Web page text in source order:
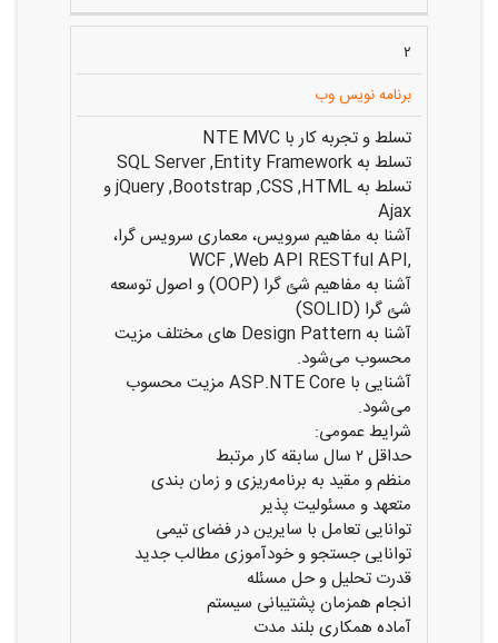
۲
برنامه نویس وب
تسلط و تجربه کار با NTE MVC
تسلط به SQL Server ,Entity Framework
تسلط به jQuery ,Bootstrap ,CSS ,HTML و
Ajax
آشنا به مفاهیم سرویس، معماری سرویس گرا،
,WCF ,Web API RESTful API
آشنا به مفاهیم شئ گرا (OOP) و اصول توسعه
شئ گرا (SOLID)
آشنا به Design Pattern های مختلف مزیت
محسوب می‌شود.
آشنایی با ASP.NTE Core مزیت محسوب
می‌شود.
شرایط عمومی:
حداقل ۲ سال سابقه کار مرتبط
منظم و مقید به برنامه‌ریزی و زمان بندی
متعهد و مسئولیت پذیر
توانایی تعامل با سایرین در فضای تیمی
توانایی جستجو و خودآموزی مطالب جدید
قدرت تحلیل و حل مسئله
انجام همزمان پشتیبانی سیستم
آماده همکاری بلند مدت